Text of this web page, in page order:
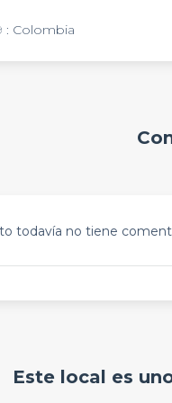
: Colombia
todavía no tiene
Este local es